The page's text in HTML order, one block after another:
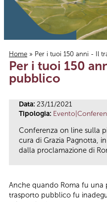
Tu sei qui
Home » Per i tuoi 150 anni - Il
Per i tuoi 150
pubblico
Data: 23/11/2021
Tipologia:
Conferenza on line sulla
cura di Grazia Pagnotta,
dalla proclamazione di
Anche quando Roma fu una
trasporto pubblico fu